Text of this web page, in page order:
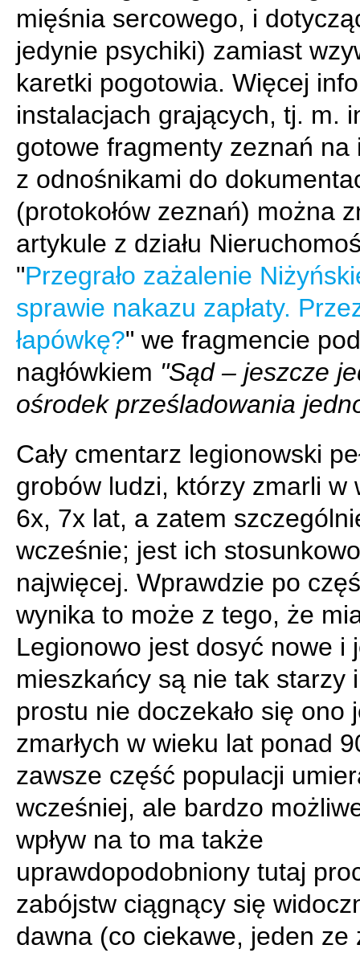
mięśnia sercowego, i
jedynie psychiki) zamiast
karetki pogotowia. Więcej
instalacjach grających, tj. m.
gotowe fragmenty zeznań na
z odnośnikami do
(protokołów zeznań) można
artykule z działu
"Przegrało zażalenie
sprawie nakazu zapłaty.
łapówkę?" we fragmencie pod
nagłówkiem "Sąd – jeszcze
ośrodek prześladowania
Cały cmentarz legionowski
grobów ludzi, którzy zmarli w
6x, 7x lat, a zatem
wcześnie; jest ich stosunkowo
najwięcej. Wprawdzie po
wynika to może z tego, że
Legionowo jest dosyć nowe i
mieszkańcy są nie tak starzy
prostu nie doczekało się ono
zmarłych w wieku lat ponad
zawsze część populacji
wcześniej, ale bardzo
wpływ na to ma także
uprawdopodobniony tutaj
zabójstw ciągnący się
dawna (co ciekawe, jeden ze